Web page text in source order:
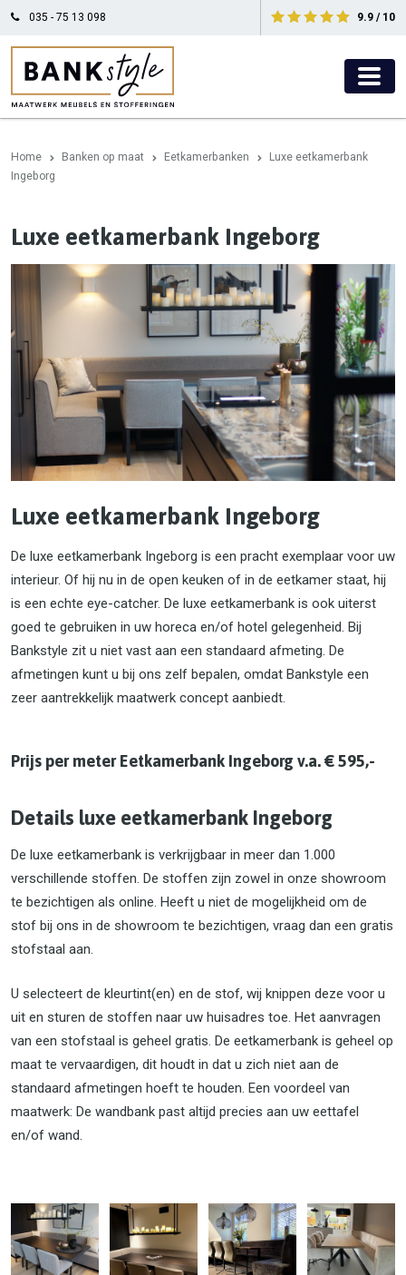
035 - 75 13 098 9.9 / 10
Home Banken op maat Eetkamerbanken
Luxe eetkamerbank
Ingeborg
Luxe eetkamerbank Ingeborg
Luxe eetkamerbank Ingeborg
De luxe eetkamerbank Ingeborg is een pracht exemplaar voor uw
interieur. Of hij nu in de open keuken of in de eetkamer staat, hij
is een echte eye-catcher. De luxe eetkamerbank is ook uiterst
goed te gebruiken in uw horeca en/of hotel gelegenheid. Bij
Bankstyle zit u niet vast aan een standaard afmeting. De
afmetingen kunt u bij ons zelf bepalen, omdat Bankstyle een
zeer aantrekkelijk maatwerk concept aanbiedt.
Prijs per meter Eetkamerbank Ingeborg v.a. € 595,-
Details luxe eetkamerbank Ingeborg
De luxe eetkamerbank is verkrijgbaar in meer dan 1.000
verschillende stoffen. De stoffen zijn zowel in onze showroom
te bezichtigen als online. Heeft u niet de mogelijkheid om de
stof bij ons in de showroom te bezichtigen, vraag dan een gratis
stofstaal aan.
U selecteert de kleurtint(en) en de stof, wij knippen deze voor u
uit en sturen de stoffen naar uw huisadres toe. Het aanvragen
van een stofstaal is geheel gratis. De eetkamerbank is geheel op
maat te vervaardigen, dit houdt in dat u zich niet aan de
standaard afmetingen hoeft te houden. Een voordeel van
maatwerk: De wandbank past altijd precies aan uw eettafel
en/of wand.